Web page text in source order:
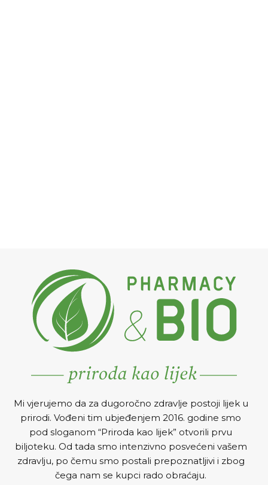
Mi vjerujemo da za dugoročno zdravlje postoji lijek u
prirodi. Vođeni tim ubjeđenjem 2016. godine smo
pod sloganom “Priroda kao lijek” otvorili prvu
biljoteku. Od tada smo intenzivno posvećeni vašem
zdravlju, po čemu smo postali prepoznatljivi i zbog
čega nam se kupci rado obraćaju.